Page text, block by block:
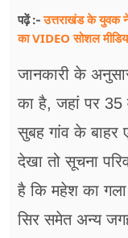
पढ़ें :-उत्तराखंड के युवक
का VIDEO सोशल
जानकारी के
का है, जहां पर 35
सुबह गांव के बाहर
देखा तो सूचना
है कि महेश का
सिर समेत अन्य